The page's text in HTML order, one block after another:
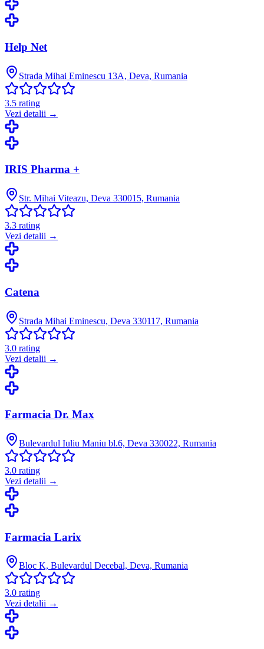
Help Net
Strada Mihai Eminescu 13A, Deva, Rumania
3.5 rating
Vezi detalii →
IRIS Pharma +
Str. Mihai Viteazu, Deva 330015, Rumania
3.3 rating
Vezi detalii →
Catena
Strada Mihai Eminescu, Deva 330117, Rumania
3.0 rating
Vezi detalii →
Farmacia Dr. Max
Bulevardul Iuliu Maniu bl.6, Deva 330022, Rumania
3.0 rating
Vezi detalii →
Farmacia Larix
Bloc K, Bulevardul Decebal, Deva, Rumania
3.0 rating
Vezi detalii →